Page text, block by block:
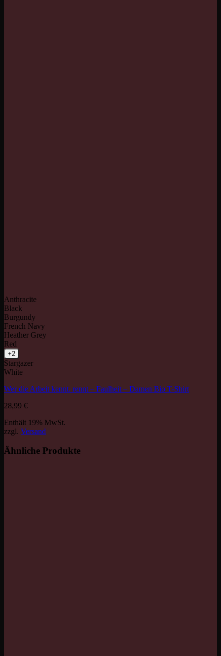
Anthracite
Black
Burgundy
French Navy
Heather Grey
Red
+2
Stargazer
White
Wer die Arbeit kennt. rennt – Faulheit – Damen Bio T-Shirt
28,99 €
Enthält 19% MwSt.
zzgl. Versand
Ähnliche Produkte